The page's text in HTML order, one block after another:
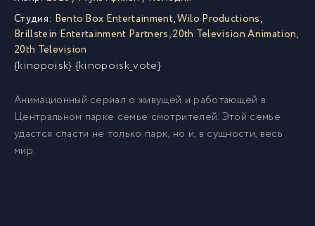
Студия: Bento Box Entertainment,Wilo Productions,
Brillstein Entertainment Partners,20th Television Animation,
20th Television
{kinopoisk} {kinopoisk_vote}
Анимационный сериал о живущей и работающей в
Центральном парке семье смотрителей. Этой семье
удастся спасти не только парк, но и, в сущности, весь
мир.